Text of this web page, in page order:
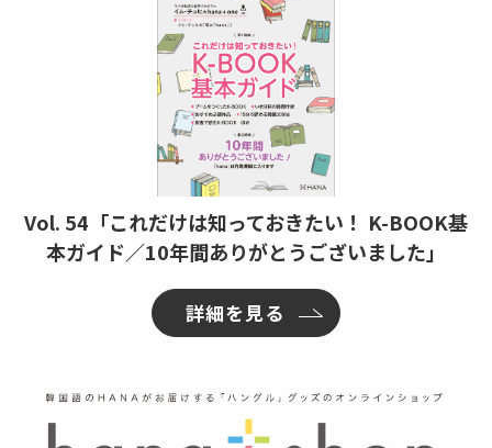
Vol. 54「これだけは知っておきたい！ K-BOOK基
本ガイド／10年間ありがとうございました」
詳細を見る